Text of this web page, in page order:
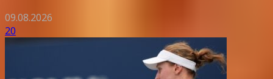
09.08.2026
20